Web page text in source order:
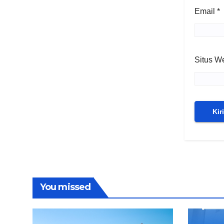
Email *
Situs
You missed